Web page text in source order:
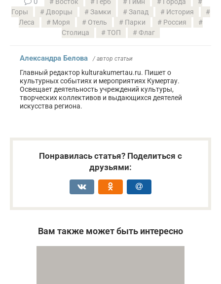
Горы
Дворцы Замки Запад
История
Леса
Моря Отель Парки
Россия
Столица
ТОП Флаг
Александра Белова / автор статьи
Главный редактор kulturakumertau.ru. Пишет о
культурных событиях и мероприятиях Кумертау.
Освещает деятельность учреждений культуры,
творческих коллективов и выдающихся деятелей
искусства региона.
Понравилась статья? Поделиться с
друзьями:
Вам также может быть интересно